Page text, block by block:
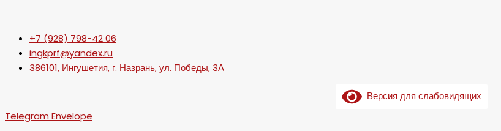
+7 (928) 798-42 06
ingkprf@yandex.ru
386101, Ингушетия, г. Назрань, ул. Победы, 3А
Версия для слабовидящих
Telegram Envelope